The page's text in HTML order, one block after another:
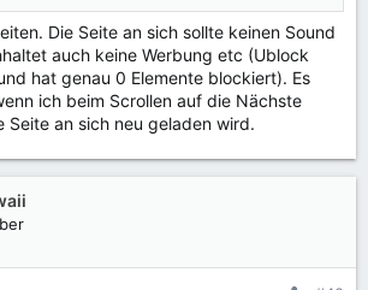
Die Seite an sich sollte keinen Sound
auch keine Werbung etc (Ublock
hat genau 0 Elemente blockiert). Es
ich beim Scrollen auf die Nächste
Seite an sich neu geladen wird.